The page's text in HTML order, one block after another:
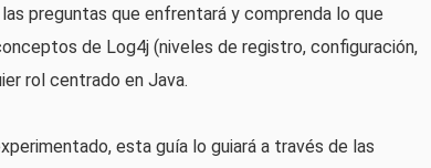
preguntas que enfrentará y comprenda lo que
de Log4j (niveles de registro, configuración,
rol centrado en Java.
esta guía lo guiará a través de las